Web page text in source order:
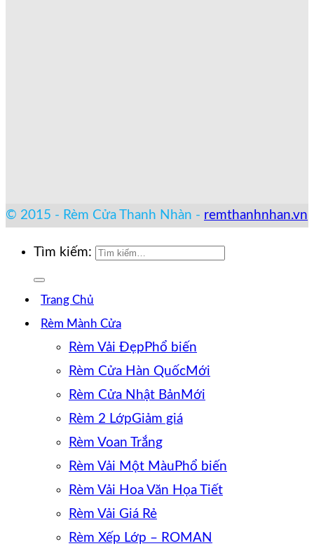
© 2015 - Rèm Cửa Thanh Nhàn - remthanhnhan.vn
Tìm kiếm:
Trang Chủ
Rèm Mành Cửa
Rèm Vải Đẹp
Rèm Cửa Hàn Quốc
Rèm Cửa Nhật Bản
Rèm 2 Lớp
Rèm Voan Trắng
Rèm Vải Một Màu
Rèm Vải Hoa Văn Họa Tiết
Rèm Vải Giá Rẻ
Rèm Xếp Lớp – ROMAN